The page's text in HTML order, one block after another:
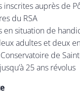
inscrites auprès de
du RSA
en situation de
adultes et deux
de
25 ans révolus